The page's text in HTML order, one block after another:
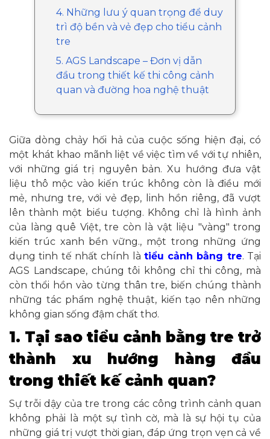
4. Những lưu ý quan trọng để duy
trì độ bền và vẻ đẹp cho tiểu cảnh
tre
5. AGS Landscape – Đơn vị dẫn
đầu trong thiết kế thi công cảnh
quan và đường hoa nghệ thuật
Giữa dòng chảy hối hả của cuộc sống hiện đại, có
một khát khao mãnh liệt về việc tìm về với tự nhiên,
với những giá trị nguyên bản. Xu hướng đưa vật
liệu thô mộc vào kiến trúc không còn là điều mới
mẻ, nhưng tre, với vẻ đẹp, linh hồn riêng, đã vượt
lên thành một biểu tượng. Không chỉ là hình ảnh
của làng quê Việt, tre còn là vật liệu "vàng" trong
kiến trúc xanh bền vững., một trong những ứng
dụng tinh tế nhất chính là tiểu cảnh bằng tre. Tại
AGS Landscape, chúng tôi không chỉ thi công, mà
còn thổi hồn vào từng thân tre, biến chúng thành
những tác phẩm nghệ thuật, kiến tạo nên những
không gian sống đậm chất thơ.
1. Tại sao tiểu cảnh bằng tre trở
thành xu hướng hàng đầu
trong thiết kế cảnh quan?
Sự trỗi dậy của tre trong các công trình cảnh quan
không phải là một sự tình cờ, mà là sự hội tụ của
những giá trị vượt thời gian, đáp ứng trọn vẹn cả về